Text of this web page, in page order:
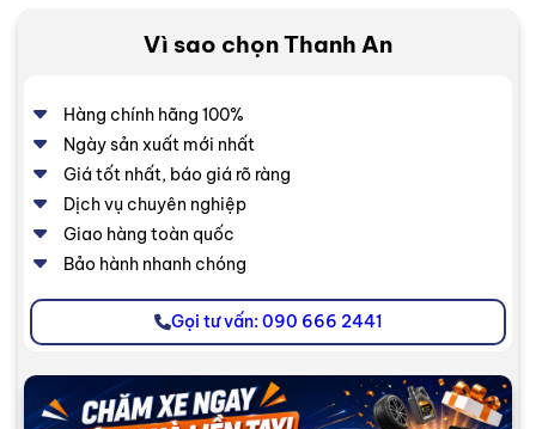
Vì sao chọn Thanh An
Hàng chính hãng 100%
Ngày sản xuất mới nhất
Giá tốt nhất, báo giá rõ ràng
Dịch vụ chuyên nghiệp
Giao hàng toàn quốc
Bảo hành nhanh chóng
Gọi tư vấn: 090 666 2441